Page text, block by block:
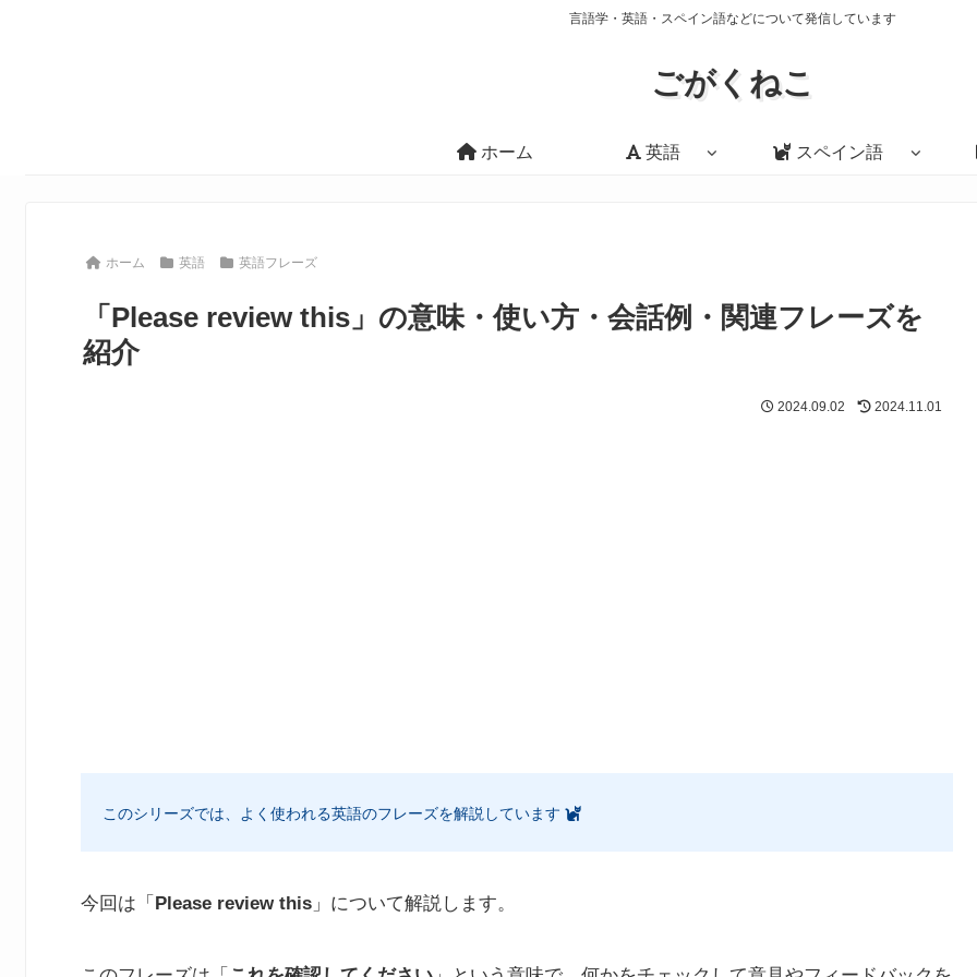
言語学・英語・スペイン語などについて発信しています
ごがくねこ
ホーム 英語 スペイン語
ホーム 英語 英語フレーズ
「Please review this」の意味・使い方・会話例・関連フレーズを
紹介
2024.09.02 2024.11.01
このシリーズでは、よく使われる英語のフレーズを解説しています
今回は「 Please review this 」について解説します。